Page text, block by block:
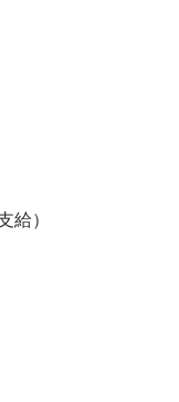
給）